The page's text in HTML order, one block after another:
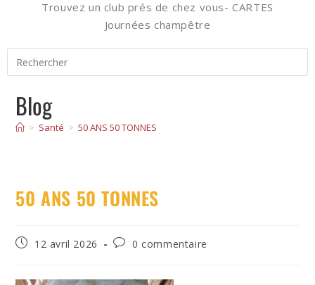
Trouvez un club prés de chez vous- CARTES
Journées champêtre
Blog
> Santé > 50 ANS 50 TONNES
50 ANS 50 TONNES
12 avril 2026 0 commentaire